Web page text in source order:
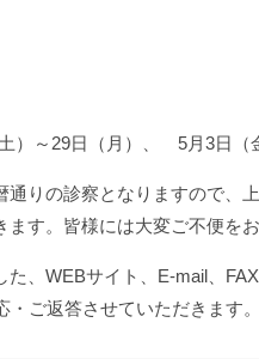
）～29日（月）、 5月3日（
通りの診察となりますので、
ます。皆様には大変ご不便を
、WEBサイト、E-mail、
ご返答させていただきます。